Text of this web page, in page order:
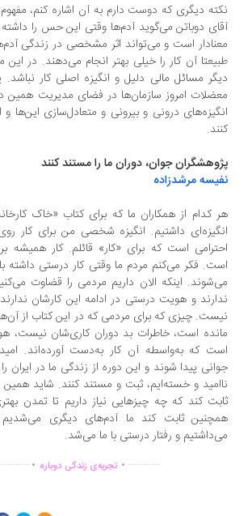
دیگری که دوست دارم به آن اشاره کنم، مفهوم
دوباتن می‌گوید آدم‌ها وقتی این حس را داشته باشند
است و می‌تواند اثر مشخصی در زندگی آدم‌های
آن کار را خیلی بهتر انجام می‌دهند. در این
مسائل مالی دلیل و انگیزه اصلی کار نباشد. یکی
امروز سازمان‌ها در فضای مدیریت همین دوگانه
درونی و بیرونی و متعادل‌سازی این‌ها و اثر
جوان، دوران ما را مستند کنند
مرشدزاده
کدام از همکاران ما که برای کتاب «خاک کارخانه»
داشتیم. انگیزه شخصی من برای کار روی
است که برای «کار» قائلم. کار همیشه برایم
فکر می‌کنم مردم ما وقتی کار درستی داشته باشند،
اینکه الان داریم مردمی را قضاوت می‌کنیم که
و هویت درستی در ادامه این کارشان ندارند،
چیزی که برای مردمی که در این کتاب از آن‌ها گفته
است، خاطرات بد دوران کاری‌شان نیست، هویت
که به‌واسطه آن کار به‌دست آورده‌اند. امیدوارم
پیدا شوند و این دوره از زندگی ما در ایران را که
و خسته‌ایم، ثبت و مستند کنند. شاید همین خودِ
کند که چه چیزهایی نیاز داریم تا تمدن بهتری
ثابت کند ما آدم‌های دیگری می‌شدیم اگر
و رفتار درستی با ما می‌شد.
................تجربه‌ی زندگی دوباره ...............